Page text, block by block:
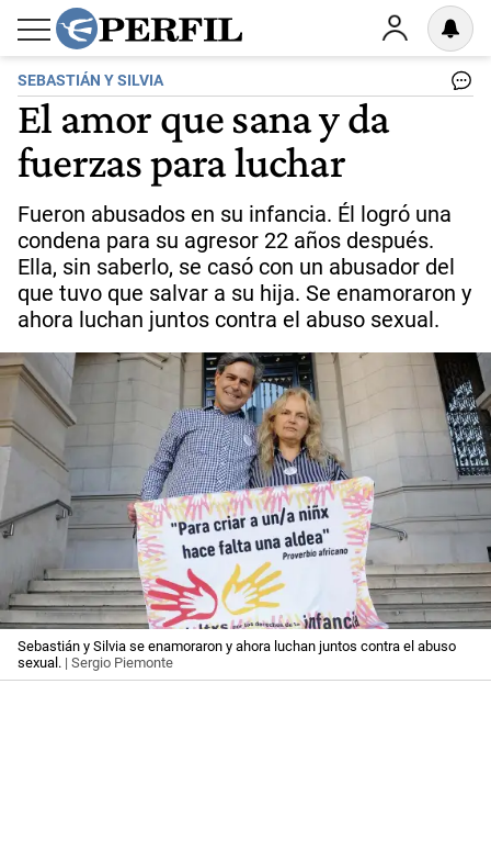
SEBASTIÁN Y SILVIA
El amor que sana y da
fuerzas para luchar
Fueron abusados en su infancia. Él logró una
condena para su agresor 22 años después.
Ella, sin saberlo, se casó con un abusador del
que tuvo que salvar a su hija. Se enamoraron y
ahora luchan juntos contra el abuso sexual.
Sebastián y Silvia se enamoraron y ahora luchan juntos contra el abuso
sexual. | Sergio Piemonte